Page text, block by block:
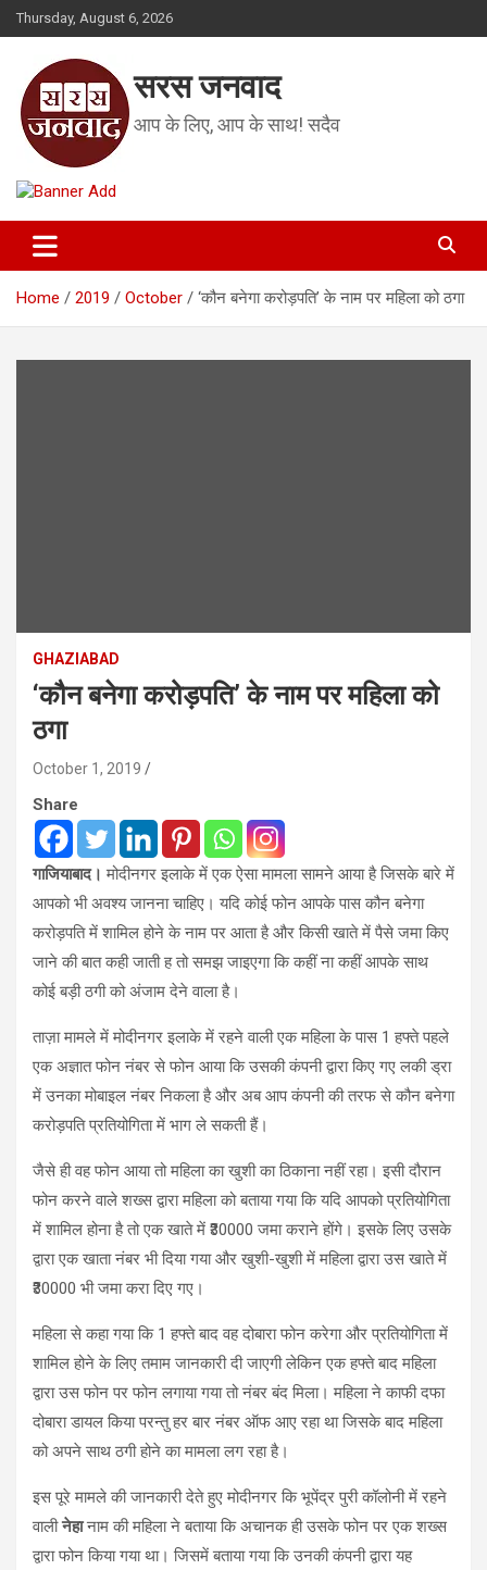
Skip
to
Thursday, August 6, 2026
सरस जनवाद
आप के लिए, आप के साथ! सदैव
Home 2019 October ‘कौन बनेगा करोड़पति’ के नाम पर महिला को ठगा
GHAZIABAD
‘कौन बनेगा करोड़पति’ के नाम पर महिला को
ठगा
October 1, 2019
Share
गाजियाबाद।मोदीनगर इलाके में एक ऐसा मामला सामने आया है जिसके बारे में
आपको भी अवश्य जानना चाहिए। यदि कोई फोन आपके पास कौन बनेगा
करोड़पति में शामिल होने के नाम पर आता है और किसी खाते में पैसे जमा किए
जाने की बात कही जाती ह तो समझ जाइएगा कि कहीं ना कहीं आपके साथ
कोई बड़ी ठगी को अंजाम देने वाला है।
ताज़ा मामले में मोदीनगर इलाके में रहने वाली एक महिला के पास 1 हफ्ते पहले
एक अज्ञात फोन नंबर से फोन आया कि उसकी कंपनी द्वारा किए गए लकी ड्रा
में उनका मोबाइल नंबर निकला है और अब आप कंपनी की तरफ से कौन बनेगा
करोड़पति प्रतियोगिता में भाग ले सकती हैं।
जैसे ही वह फोन आया तो महिला का खुशी का ठिकाना नहीं रहा। इसी दौरान
फोन करने वाले शख्स द्वारा महिला को बताया गया कि यदि आपको प्रतियोगिता
में शामिल होना है तो एक खाते में ₹30000 जमा कराने होंगे। इसके लिए उसके
द्वारा एक खाता नंबर भी दिया गया और खुशी-खुशी में महिला द्वारा उस खाते में
₹30000 भी जमा करा दिए गए।
महिला से कहा गया कि 1 हफ्ते बाद वह दोबारा फोन करेगा और प्रतियोगिता में
शामिल होने के लिए तमाम जानकारी दी जाएगी लेकिन एक हफ्ते बाद महिला
द्वारा उस फोन पर फोन लगाया गया तो नंबर बंद मिला। महिला ने काफी दफा
दोबारा डायल किया परन्तु हर बार नंबर ऑफ आए रहा था जिसके बाद महिला
को अपने साथ ठगी होने का मामला लग रहा है।
इस पूरे मामले की जानकारी देते हुए मोदीनगर कि भूपेंद्र पुरी कॉलोनी में रहने
वालीनेहानाम की महिला ने बताया कि अचानक ही उसके फोन पर एक शख्स
द्वारा फोन किया गया था। जिसमें बताया गया कि उनकी कंपनी द्वारा यह